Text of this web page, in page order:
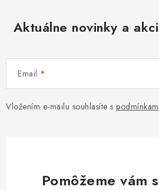
Aktuálne novinky a
Email
Vložením e-mailu souhlasíte s
Pomôžeme vám